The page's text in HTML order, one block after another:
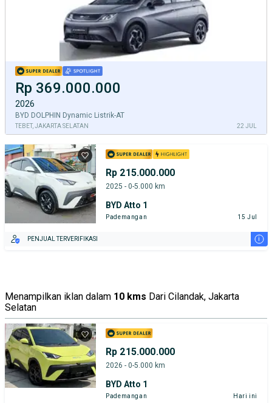
Rp 369.000.000
2026
BYD DOLPHIN Dynamic Listrik-AT
TEBET, JAKARTA SELATAN 22 JUL
Rp 215.000.000
2025 - 0-5.000 km
BYD Atto 1
Pademangan 15 Jul
PENJUAL TERVERIFIKASI i
Menampilkan iklan dalam 10 kms Dari Cilandak, Jakarta
Selatan
Rp 215.000.000
2026 - 0-5.000 km
BYD Atto 1
Pademangan Hari ini